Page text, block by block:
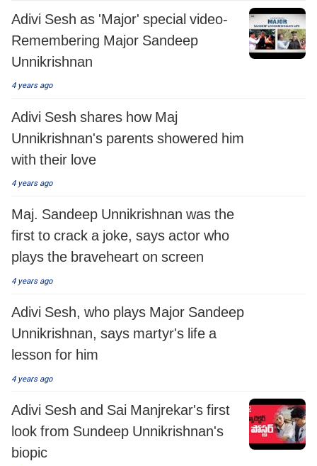
Adivi Sesh as 'Major' special video-
Remembering Major Sandeep
Unnikrishnan
4 years ago
Adivi Sesh shares how Maj
Unnikrishnan's parents showered him
with their love
4 years ago
Maj. Sandeep Unnikrishnan was the
first to crack a joke, says actor who
plays the braveheart on screen
4 years ago
Adivi Sesh, who plays Major Sandeep
Unnikrishnan, says martyr's life a
lesson for him
4 years ago
Adivi Sesh and Sai Manjrekar's first
look from Sundeep Unnikrishnan's
biopic